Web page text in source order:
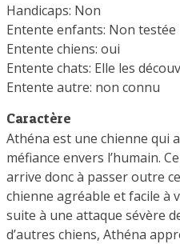
Handicaps: Non
Entente enfants: Non testée
Entente chiens: oui
Entente chats: Elle les
Entente autre: non connu
Caractère
Athéna est une chienne qui
méfiance envers l’humain.
arrive donc à passer outre
chienne agréable et facile à
suite à une attaque sévère
d’autres chiens, Athéna